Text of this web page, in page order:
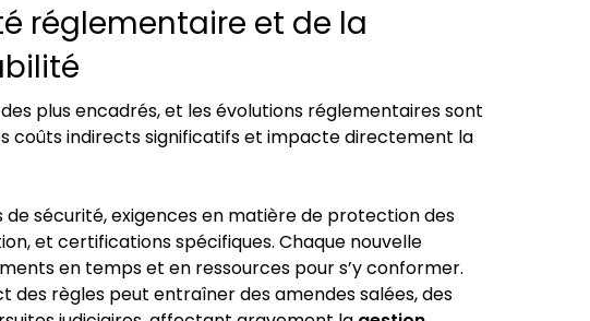
réglementaire et de la
plus encadrés, et les évolutions réglementaires sont
coûts indirects significatifs et impacte directement la
de sécurité, exigences en matière de protection des
et certifications spécifiques. Chaque nouvelle
en temps et en ressources pour s’y conformer.
des règles peut entraîner des amendes salées, des